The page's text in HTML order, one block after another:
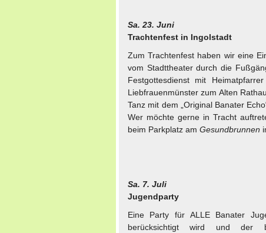
Sa. 23. Juni
Trachtenfest in Ingolstadt
Zum Trachtenfest haben wir eine
vom Stadttheater durch die
Festgottesdienst mit
Liebfrauenmünster zum Alten
Tanz mit dem „Original Banater
Wer möchte gerne in Tracht
beim Parkplatz am Gesundbrunnen
Sa. 7. Juli
Jugendparty
Eine Party für ALLE Banater
berücksichtigt wird und der